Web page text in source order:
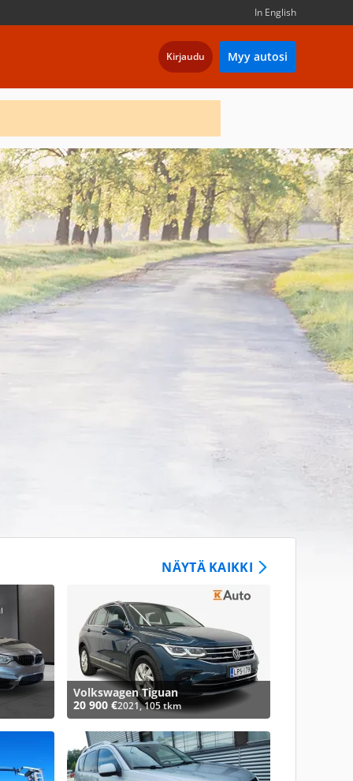
In English
Kirjaudu Myy autosi
NÄYTÄ KAIKKI
Volkswagen Tiguan
20 900 €2021, 105 tkm